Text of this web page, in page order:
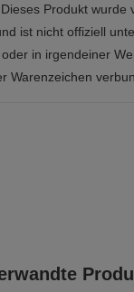
Produkt wurde
ist nicht offiziell
in irgendeiner
Warenzeichen